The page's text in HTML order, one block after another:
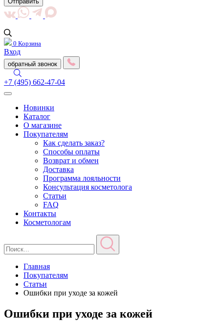
0 Корзина
Вход
обратный звонок
+7 (495) 662-47-04
Toggle
navigationНовинки
Каталог
О магазине
Покупателям
Как сделать заказ?
Способы оплаты
Возврат и обмен
Доставка
Программа лояльности
Консультация косметолога
Статьи
FAQ
Контакты
Косметологам
Главная
Покупателям
Статьи
Ошибки при уходе за кожей
Ошибки при уходе за кожей